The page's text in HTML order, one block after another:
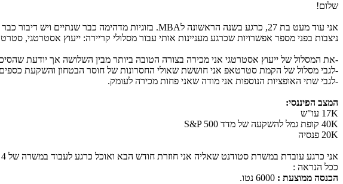
שלום!
אני עוד מעט בת 27, כרגע בשנה הראשונה לMBA. בזוגיות מדהימה כבר שנתיים ויש דיבור כבר על עתיד משותף אך כרגע פשוט מתחלקים בהוצאות שווה בשווה.
ניצבות בפני מספר אפשרויות שכרגע מעניינות אותי עבור מסלולי קריירה: ייעוץ אסטרטגי,
-את המסלול של ייעוץ אסטרטגי אני מכירה בצורה הטובה ביותר מבין השלושה אך יודעת
-לגבי מסלול של הקמת סטרטאפ אני חוששת שאולי החסרונות של חוסר הבטחון והשקעת כספים
-לגבי שתי האופציות הנוספות אני מודה שאני פחות מכירה לעומק.
המצב הפיננסי:
17K עו"ש
40K קופת גמל להשקעה של מדד S&P 500
20K פנסיה
אני כרגע עובדת במשרת סטודנט שאליה אני חוזרת חודש הבא ואוכל כרגע לעבוד במשרה של 4 ימים בשבוע-
ככל הנראה :
הכנסה ממוצעת :